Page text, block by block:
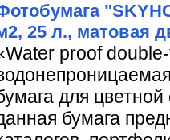
25 л., матовая
Water proof double-
для
бумага